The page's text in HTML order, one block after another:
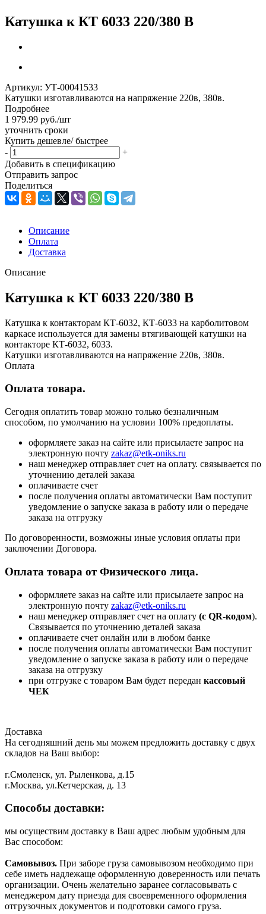
Катушка к КТ 6033 220/380 В
Артикул: УТ-00041533
Катушки изготавливаются на напряжение 220в, 380в.
Подробнее
1 979.99 руб./шт
уточнить сроки
Купить дешевле/ быстрее
-
+
Добавить в спецификацию
Отправить запрос
Поделиться
Описание
Оплата
Доставка
Описание
Катушка к КТ 6033 220/380 В
Катушка к контакторам КТ-6032, КТ-6033 на карболитовом
каркасе используется для замены втягивающей катушки на
контакторе КТ-6032, 6033.
Катушки изготавливаются на напряжение 220в, 380в.
Оплата
Оплата товара.
Сегодня оплатить товар можно только безналичным
способом, по умолчанию на условии 100% предоплаты.
оформляете заказ на сайте или присылаете запрос на
электронную почту zakaz@etk-oniks.ru
наш менеджер отправляет счет на оплату. связывается по
уточнению деталей заказа
оплачиваете счет
после получения оплаты автоматически Вам поступит
уведомление о запуске заказа в работу или о передаче
заказа на отгрузку
По договоренности, возможны иные условия оплаты при
заключении Договора.
Оплата товара от Физического лица.
оформляете заказ на сайте или присылаете запрос на
электронную почту zakaz@etk-oniks.ru
наш менеджер отправляет счет на оплату (с QR-кодом).
Связывается по уточнению деталей заказа
оплачиваете счет онлайн или в любом банке
после получения оплаты автоматически Вам поступит
уведомление о запуске заказа в работу или о передаче
заказа на отгрузку
при отгрузке с товаром Вам будет передан кассовый
ЧЕК
Доставка
На сегодняшний день мы можем предложить доставку с двух
складов на Ваш выбор:
г.Смоленск, ул. Рыленкова, д.15
г.Москва, ул.Кетчерская, д. 13
Способы доставки:
мы осуществим доставку в Ваш адрес любым удобным для
Вас способом:
Самовывоз. При заборе груза самовывозом необходимо при
себе иметь надлежаще оформленную доверенность или печать
организации. Очень желательно заранее согласовывать с
менеджером дату приезда для своевременного оформления
отгрузочных документов и подготовки самого груза.